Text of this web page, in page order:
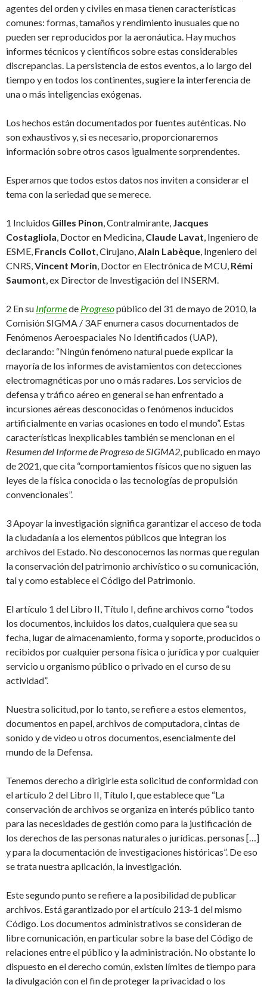
agentes del orden y civiles en masa tienen características
comunes: formas, tamaños y rendimiento inusuales que no
pueden ser reproducidos por la aeronáutica. Hay muchos
informes técnicos y científicos sobre estas considerables
discrepancias. La persistencia de estos eventos, a lo largo del
tiempo y en todos los continentes, sugiere la interferencia de
una o más inteligencias exógenas.
Los hechos están documentados por fuentes auténticas. No
son exhaustivos y, si es necesario, proporcionaremos
información sobre otros casos igualmente sorprendentes.
Esperamos que todos estos datos nos inviten a considerar el
tema con la seriedad que se merece.
1 Incluidos Gilles Pinon, Contralmirante, Jacques
Costagliola, Doctor en Medicina, Claude Lavat, Ingeniero de
ESME, Francis Collot, Cirujano,Alain Labèque, Ingeniero del
CNRS,Vincent Morin, Doctor en Electrónica de MCU, Rémi
Saumont, ex Director de Investigación del INSERM.
2 En su Informede Progresopúblico del 31 de mayo de 2010, la
Comisión SIGMA / 3AF enumera casos documentados de
Fenómenos Aeroespaciales No Identificados (UAP),
declarando: “Ningún fenómeno natural puede explicar la
mayoría de los informes de avistamientos con detecciones
electromagnéticas por uno o más radares. Los servicios de
defensa y tráfico aéreo en general se han enfrentado a
incursiones aéreas desconocidas o fenómenos inducidos
artificialmente en varias ocasiones en todo el mundo”. Estas
características inexplicables también se mencionan en el
Resumen del Informe de Progreso de SIGMA2, publicado en mayo
de 2021, que cita “comportamientos físicos que no siguen las
leyes de la física conocida o las tecnologías de propulsión
convencionales”.
3 Apoyar la investigación significa garantizar el acceso de toda
la ciudadanía a los elementos públicos que integran los
archivos del Estado. No desconocemos las normas que regulan
la conservación del patrimonio archivístico o su comunicación,
tal y como establece el Código del Patrimonio.
El artículo 1 del Libro II, Título I, define archivos como “todos
los documentos, incluidos los datos, cualquiera que sea su
fecha, lugar de almacenamiento, forma y soporte, producidos o
recibidos por cualquier persona física o jurídica y por cualquier
servicio u organismo público o privado en el curso de su
actividad”.
Nuestra solicitud, por lo tanto, se refiere a estos elementos,
documentos en papel, archivos de computadora, cintas de
sonido y de video u otros documentos, esencialmente del
mundo de la Defensa.
Tenemos derecho a dirigirle esta solicitud de conformidad con
el artículo 2 del Libro II, Título I, que establece que “La
conservación de archivos se organiza en interés público tanto
para las necesidades de gestión como para la justificación de
los derechos de las personas naturales o jurídicas. personas […]
y para la documentación de investigaciones históricas”. De eso
se trata nuestra aplicación, la investigación.
Este segundo punto se refiere a la posibilidad de publicar
archivos. Está garantizado por el artículo 213-1 del mismo
Código. Los documentos administrativos se consideran de
libre comunicación, en particular sobre la base del Código de
relaciones entre el público y la administración. No obstante lo
dispuesto en el derecho común, existen límites de tiempo para
la divulgación con el fin de proteger la privacidad o los